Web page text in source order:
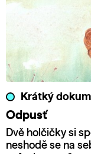
Krátký
Odpusť
Dvě holčičky si
neshodě se na